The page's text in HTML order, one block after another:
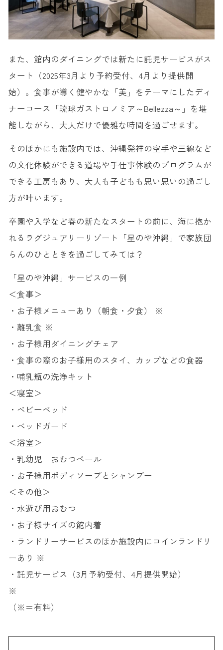
また、館内のダイニングでは新たに託児サービスがス
タート（2025年3月より予約受付、4月より提供開
始）。食事が導く健やかな「美」をテーマにしたディ
ナーコース「琉球ガストロノミア～Bellezza～」を堪
能しながら、大人だけで優雅な時間を過ごせます。
そのほかにも施設内では、沖縄発祥の空手や三線など
の文化体験ができる道場や手仕事体験のプログラムが
できる工房もあり、大人も子どもも思い思いの過ごし
方が叶います。
卒園や入学など春の新たなスタートの前に、海に抱か
れるラグジュアリーリゾート「星のや沖縄」で家族団
らんのひとときを過ごしてみては？
「星のや沖縄」サービスの一例
＜食事＞
・お子様メニューあり（朝食・夕食） ※
・離乳食 ※
・お子様用ダイニングチェア
・食事の際のお子様用のスタイ、カップなどの食器
・哺乳瓶の洗浄キット
＜寝室＞
・ベビーベッド
・ベッドガード
＜浴室＞
・乳幼児 おむつペール
・お子様用ボディソープとシャンプー
＜その他＞
・水遊び用おむつ
・お子様サイズの館内着
・ランドリーサービスのほか施設内にコインランドリ
ーあり ※
・託児サービス（3月予約受付、4月提供開始）
※
（※＝有料）